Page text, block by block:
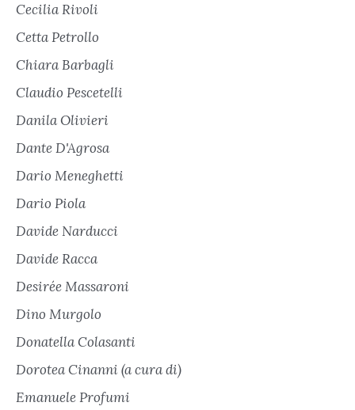
Cecilia Rivoli
Cetta Petrollo
Chiara Barbagli
Claudio Pescetelli
Danila Olivieri
Dante D'Agrosa
Dario Meneghetti
Dario Piola
Davide Narducci
Davide Racca
Desirée Massaroni
Dino Murgolo
Donatella Colasanti
Dorotea Cinanni (a cura di)
Emanuele Profumi